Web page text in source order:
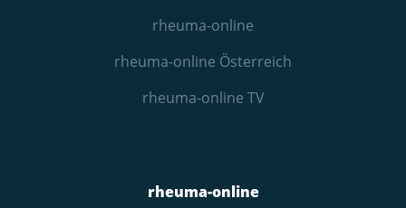
rheuma-online
rheuma-online Österreich
rheuma-online TV
rheuma-online